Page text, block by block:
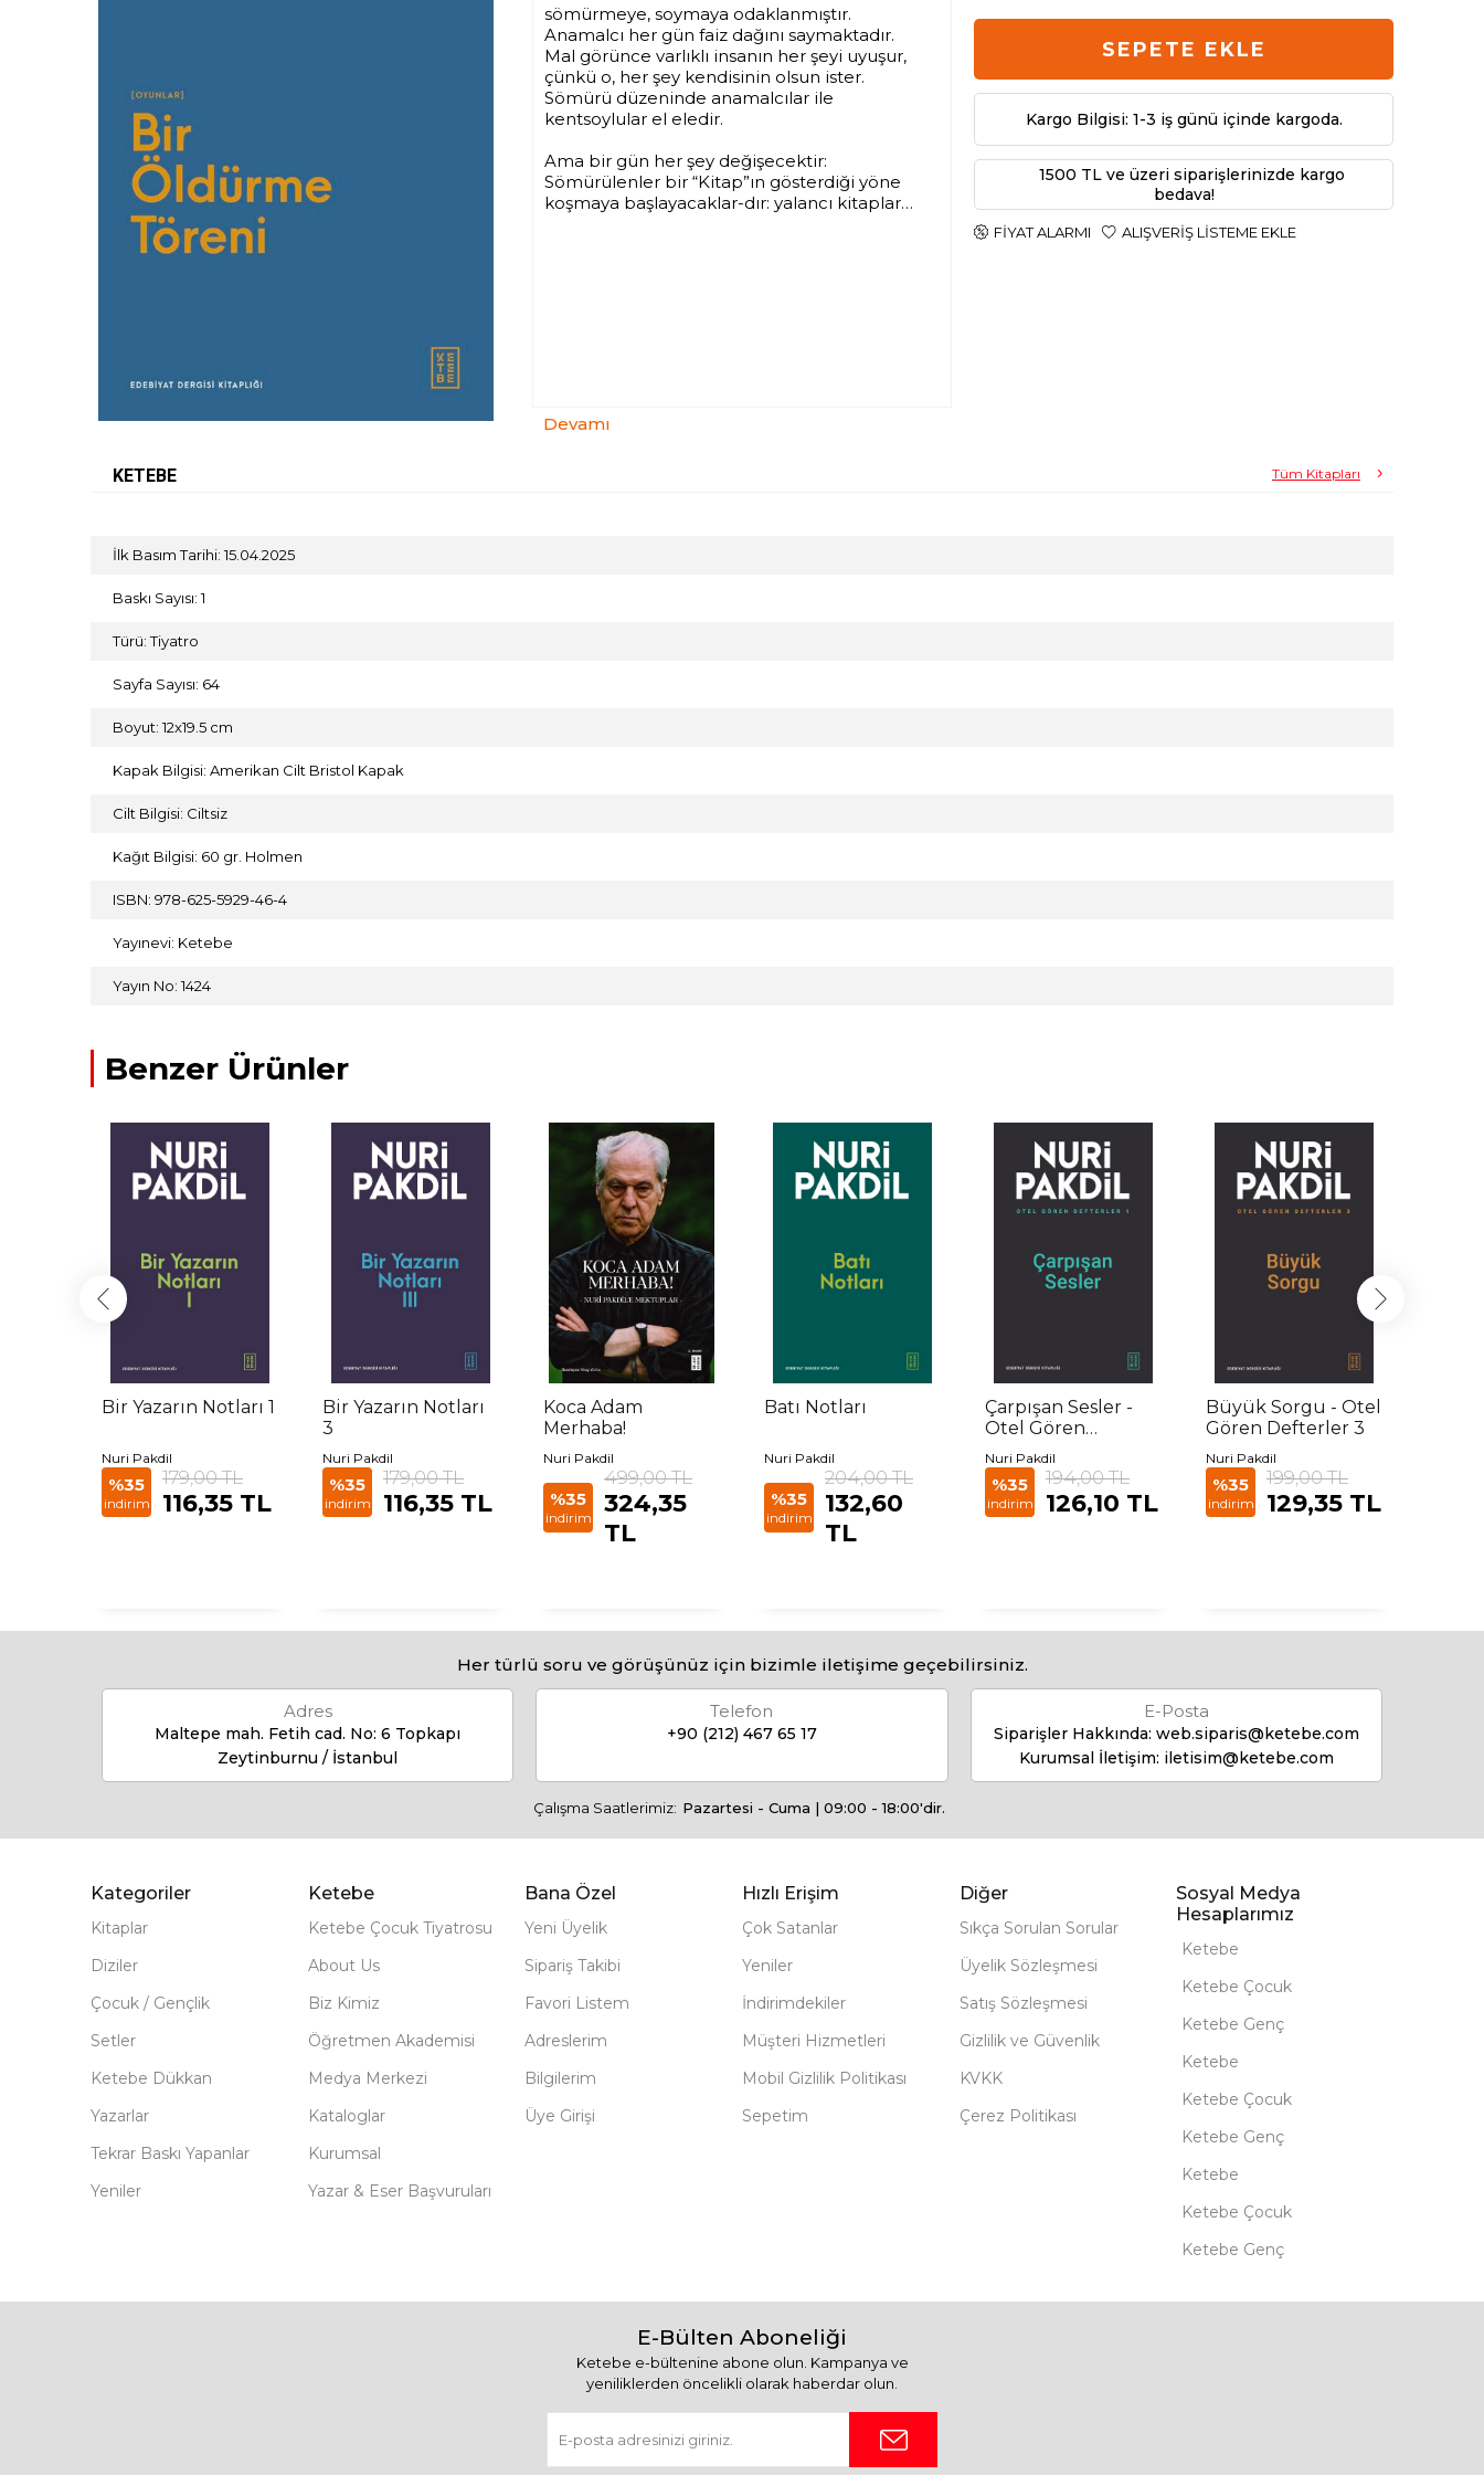
sömürmeye, soymaya odaklanmıştır.
Anamalcı her gün faiz dağını saymaktadır.
Mal görünce varlıklı insanın her şeyi uyuşur,
çünkü o, her şey kendisinin olsun ister.
Sömürü düzeninde anamalcılar ile
kentsoylular el eledir.
Ama bir gün her şey değişecektir:
Sömürülenler bir “Kitap”ın gösterdiği yöne
koşmaya başlayacaklar-dır: yalancı kitaplar
Devamı
SEPETE EKLE
Kargo Bilgisi: 1-3 iş günü içinde kargoda.
1500 TL ve üzeri siparişlerinizde kargo
bedava!
FIYAT ALARMI ALIŞVERIŞ LISTEME EKLE
KETEBE Tüm Kitapları
İlk Basım Tarihi: 15.04.2025
Baskı Sayısı: 1
Türü: Tiyatro
Sayfa Sayısı: 64
Boyut: 12x19.5 cm
Kapak Bilgisi: Amerikan Cilt Bristol Kapak
Cilt Bilgisi: Ciltsiz
Kağıt Bilgisi: 60 gr. Holmen
ISBN: 978-625-5929-46-4
Yayınevi: Ketebe
Yayın No: 1424
Benzer Ürünler
Bir Yazarın Notları 1
Nuri Pakdil
%35
indirim
179,00 TL
116,35 TL
Bir Yazarın Notları
3
Nuri Pakdil
%35
indirim
179,00 TL
116,35 TL
Koca Adam
Merhaba!
Nuri Pakdil
%35
indirim
499,00 TL
324,35
TL
Batı Notları
Nuri Pakdil
%35
indirim
204,00 TL
132,60
TL
Çarpışan Sesler -
Otel Gören
Defterler 1
Nuri Pakdil
%35
indirim
194,00 TL
126,10 TL
Büyük Sorgu - Otel
Gören Defterler 3
Nuri Pakdil
%35
indirim
199,00 TL
129,35 TL
Her türlü soru ve görüşünüz için bizimle iletişime geçebilirsiniz.
Adres
Maltepe mah. Fetih cad. No: 6 Topkapı
Zeytinburnu / İstanbul
Telefon
+90 (212) 467 65 17
E-Posta
Siparişler Hakkında: web.siparis@ketebe.com
Kurumsal İletişim: iletisim@ketebe.com
Çalışma Saatlerimiz: Pazartesi - Cuma | 09:00 - 18:00'dir.
Kategoriler
Kitaplar
Diziler
Çocuk / Gençlik
Setler
Ketebe Dükkan
Yazarlar
Tekrar Baskı Yapanlar
Yeniler
Ketebe
Ketebe Çocuk Tiyatrosu
About Us
Biz Kimiz
Öğretmen Akademisi
Medya Merkezi
Kataloglar
Kurumsal
Yazar & Eser Başvuruları
Bana Özel
Yeni Üyelik
Sipariş Takibi
Favori Listem
Adreslerim
Bilgilerim
Üye Girişi
Hızlı Erişim
Çok Satanlar
Yeniler
İndirimdekiler
Müşteri Hizmetleri
Mobil Gizlilik Politikası
Sepetim
Diğer
Sıkça Sorulan Sorular
Üyelik Sözleşmesi
Satış Sözleşmesi
Gizlilik ve Güvenlik
KVKK
Çerez Politikası
Sosyal Medya
Hesaplarımız
Ketebe
Ketebe Çocuk
Ketebe Genç
Ketebe
Ketebe Çocuk
Ketebe Genç
Ketebe
Ketebe Çocuk
Ketebe Genç
E-Bülten Aboneliği
Ketebe e-bültenine abone olun. Kampanya ve
yeniliklerden öncelikli olarak haberdar olun.